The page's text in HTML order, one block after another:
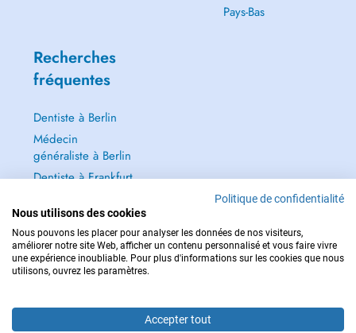
Pays-Bas
Recherches
fréquentes
Dentiste à Berlin
Médecin
généraliste à Berlin
Dentiste à Frankfurt
Frankfurt
Tout voir →
POUR LES URGENCES, CONSULTEZ : 112
Politique de confidentialité
Nous utilisons des cookies
Nous pouvons les placer pour analyser les données de nos visiteurs,
améliorer notre site Web, afficher un contenu personnalisé et vous faire vivre
une expérience inoubliable. Pour plus d'informations sur les cookies que nous
utilisons, ouvrez les paramètres.
Accepter tout